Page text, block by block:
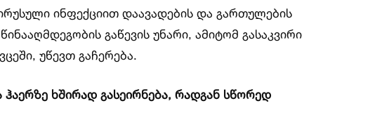
ინფექციით დაავადების და გართულების
გაწევის უნარი, ამიტომ გასაკვირი
უწევთ გაჩერება.
ხშირად გასეირნება, რადგან სწორედ